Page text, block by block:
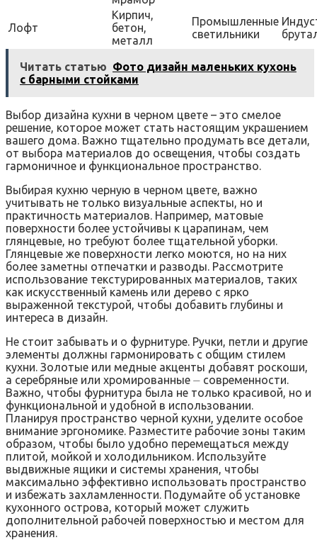
Лофт
Кирпич,
бетон,
металл
Промышленные
светильники
Читать статью Фото дизайн маленьких кухонь
с барными стойками
Выбор дизайна кухни в черном цвете – это смелое
решение, которое может стать настоящим украшением
вашего дома. Важно тщательно продумать все детали,
от выбора материалов до освещения, чтобы создать
гармоничное и функциональное пространство.
Выбирая кухню черную в черном цвете, важно
учитывать не только визуальные аспекты, но и
практичность материалов. Например, матовые
поверхности более устойчивы к царапинам, чем
глянцевые, но требуют более тщательной уборки.
Глянцевые же поверхности легко моются, но на них
более заметны отпечатки и разводы. Рассмотрите
использование текстурированных материалов, таких
как искусственный камень или дерево с ярко
выраженной текстурой, чтобы добавить глубины и
интереса в дизайн.
Не стоит забывать и о фурнитуре. Ручки, петли и другие
элементы должны гармонировать с общим стилем
кухни. Золотые или медные акценты добавят роскоши,
а серебряные или хромированные ⏤ современности.
Важно, чтобы фурнитура была не только красивой, но и
функциональной и удобной в использовании.
Планируя пространство черной кухни, уделите особое
внимание эргономике. Разместите рабочие зоны таким
образом, чтобы было удобно перемещаться между
плитой, мойкой и холодильником. Используйте
выдвижные ящики и системы хранения, чтобы
максимально эффективно использовать пространство
и избежать захламленности. Подумайте об установке
кухонного острова, который может служить
дополнительной рабочей поверхностью и местом для
хранения.